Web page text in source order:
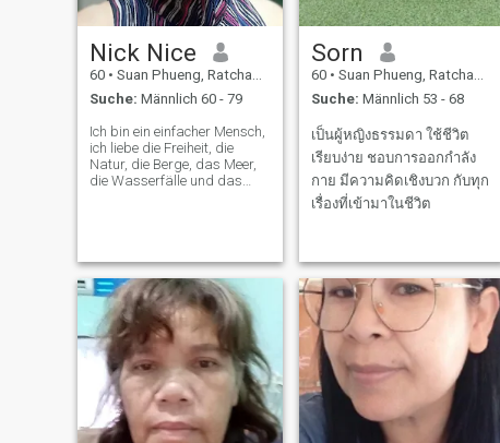
Nick Nice
60 • Suan Phueng, Ratchaburi, Thailand
Suche: Männlich 60 - 79
Ich bin ein einfacher Mensch,
ich liebe die Freiheit, die
Natur, die Berge, das Meer,
die Wasserfälle und das
Sorn
60 • Suan Phueng, Ratchaburi, Thailand
Suche: Männlich 53 - 68
เป็นผู้หญิงธรรมดา ใช้ชีวิต
เรียบง่าย ชอบการออกกำลัง
กาย มีความคิดเชิงบวก กับทุก
เรื่องที่เข้ามาในชีวิต